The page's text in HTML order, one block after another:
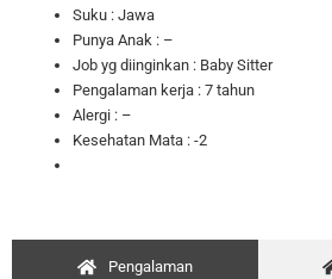
Suku : Jawa
Punya Anak : –
Job yg diinginkan : Baby Sitter
Pengalaman kerja : 7 tahun
Alergi : –
Kesehatan Mata : -2
Pengalaman